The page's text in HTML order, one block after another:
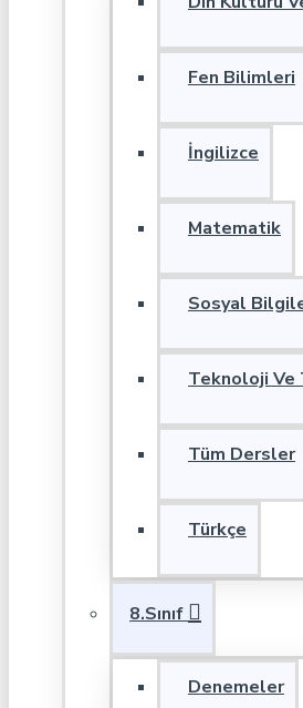
Fen Bilimleri
İngilizce
Matematik
Sosyal
Teknoloji Ve
Tüm Dersler
Türkçe
8.Sınıf
Denemeler